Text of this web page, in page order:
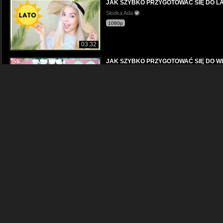
03:32
JAK SZYBKO PRZYGOTOWAĆ SIĘ DO
Słodka Ada
1080p
JAK SZYBKO PRZYGOTOWAĆ SIĘ DO